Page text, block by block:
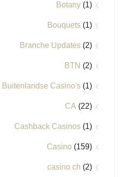
Botany (1)
Bouquets (1)
Branche Updates (2)
BTN (2)
Buitenlandse Casino's (1)
CA (22)
Cashback Casinos (1)
Casino (159)
casino ch (2)